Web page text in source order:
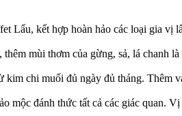
Lẩu, kết hợp hoàn hảo các loại gia
mùi thơm của gừng, sả, lá chanh
chi muối đủ ngày đủ tháng. Thêm
đánh thức tất cả các giác quan.